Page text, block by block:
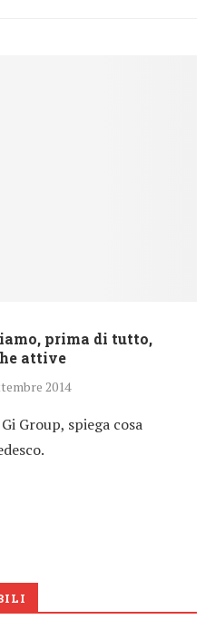
prima di tutto,
attive
2014
Group, spiega cosa